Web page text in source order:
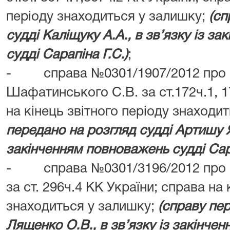
періоду знаходиться у залишку;
судді Каліщуку А.А., в зв’язку із
судді Сарапіна Г.С.);
- справа №0301/1907/2012 про
Шафатинського С.В. за ст.172ч.1,
на кінець звітного періоду
передано на розгляд судді Артишу
закінченням повноважень судді
- справа №0301/3196/2012 про
за ст. 296ч.4 КК України; справа на
знаходиться у залишку; (справу
Лященко О.В., в зв’язку із